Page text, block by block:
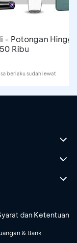
- Potongan
Ribu
berlaku sudah lewat
& Bank
dan Ketentuan